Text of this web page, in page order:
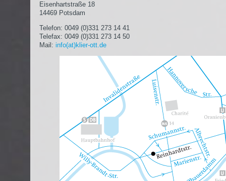
Eisenhartstraße 18
14469 Potsdam
Telefon: 0049 (0)331 273 14 41
Telefax: 0049 (0)331 273 14 50
Mail: info(at)klier-ott.de